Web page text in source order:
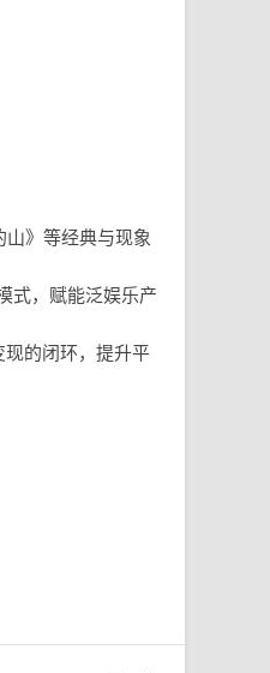
》等经典与现象
式，赋能泛娱乐产
现的闭环，提升平